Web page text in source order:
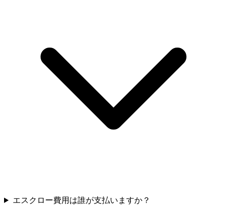
エスクロー費用は誰が支払いますか？